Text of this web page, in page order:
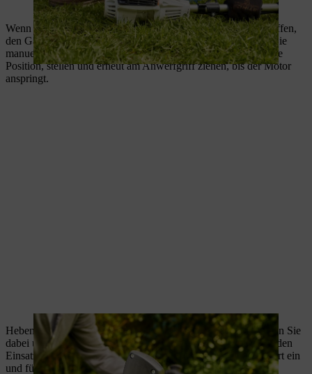
Wenn Sie es in der Zeit von circa 5 bis 7 Sekunden nicht schaffen,
den Gashebel zu betätigen, geht der Motor aus. Nun müssen Sie
manuell die Startklappe auf die PositionWarmstart, die mittlere
Position, stellen und erneut am Anwerfgriff ziehen, bis der Motor
anspringt.
Heben Sie die Motorsense langsam vom Boden auf. Vermeiden Sie
dabei unbeabsichtigtes Gasgeben. Die Motorsense ist nun für den
Einsatz bereit. Hängen Sie die Motorsense in den Universalgurt ein
und führen Sie sie sicher mit zwei Händen.